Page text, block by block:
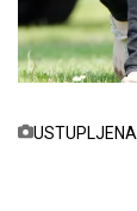
USTUPLJENA